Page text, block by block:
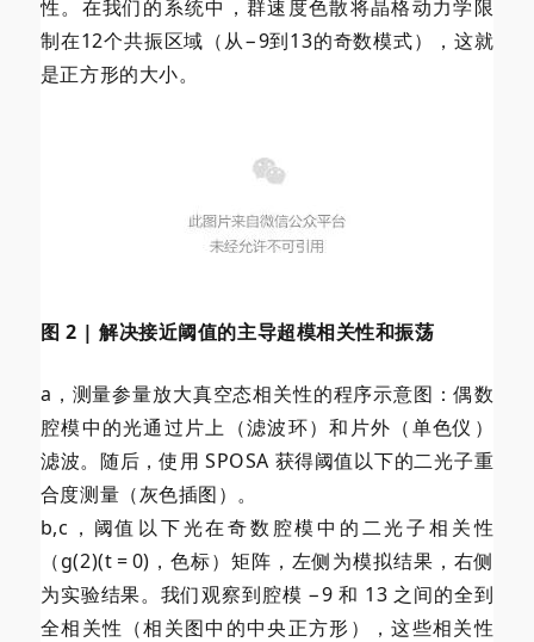
性。在我们的系统中，群速度色散将晶格动力学限
制在12个共振区域（从−9到13的奇数模式），这就
是正方形的大小。
图 2 | 解决接近阈值的主导超模相关性和振荡
a，测量参量放大真空态相关性的程序示意图：偶数
腔模中的光通过片上（滤波环）和片外（单色仪）
滤波。随后，使用 SPOSA 获得阈值以下的二光子重
合度测量（灰色插图）。
b,c，阈值以下光在奇数腔模中的二光子相关性
（g(2)(t = 0)，色标）矩阵，左侧为模拟结果，右侧
为实验结果。我们观察到腔模 −9 和 13 之间的全到
全相关性（相关图中的中央正方形），这些相关性